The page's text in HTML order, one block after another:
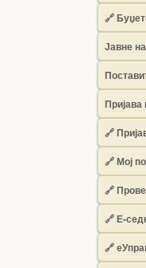
🔗
Јавне
Пријава
🔗
🔗 Мој
🔗
🔗 Е-
🔗